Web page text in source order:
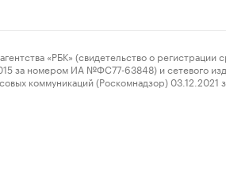
«РБК» (свидетельство о регистрации
за номером ИА №ФС77-63848) и сетевого
коммуникаций (Роскомнадзор)